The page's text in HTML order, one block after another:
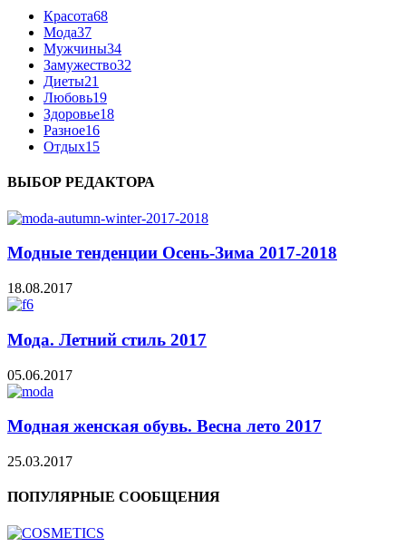
Красота68
Мода37
Мужчины34
Замужество32
Диеты21
Любовь19
Здоровье18
Разное16
Отдых15
ВЫБОР РЕДАКТОРА
Модные тенденции Осень-Зима 2017-2018
18.08.2017
Мода. Летний стиль 2017
05.06.2017
Модная женская обувь. Весна лето 2017
25.03.2017
ПОПУЛЯРНЫЕ СООБЩЕНИЯ